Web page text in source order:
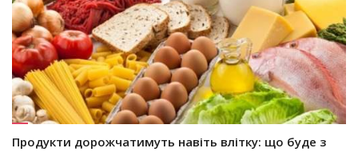
Продукти дорожчатимуть навіть влітку: що буде з